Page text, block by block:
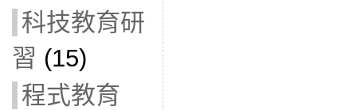
科技教育研
習 (15)
程式教育